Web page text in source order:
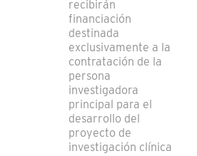
recibirán
financiación
destinada
exclusivamente a la
contratación de la
persona
investigadora
principal para el
desarrollo del
proyecto de
investigación clínica